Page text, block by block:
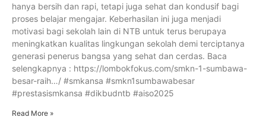
hanya bersih dan rapi, tetapi juga sehat dan kondusif bagi
proses belajar mengajar. Keberhasilan ini juga menjadi
motivasi bagi sekolah lain di NTB untuk terus berupaya
meningkatkan kualitas lingkungan sekolah demi terciptanya
generasi penerus bangsa yang sehat dan cerdas. Baca
selengkapnya : https://lombokfokus.com/smkn-1-sumbawa-
besar-raih…/ #smkansa #smkn1sumbawabesar
#prestasismkansa #dikbudntb #aiso2025
Read More »